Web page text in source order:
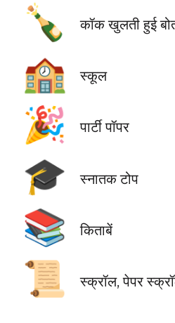
🍾 कॉक खुलती हुई
🏫 स्कूल
🎉 पार्टी पॉपर
🎓 स्नातक टोप
📚 किताबें
📜 स्क्रॉल, पेपर